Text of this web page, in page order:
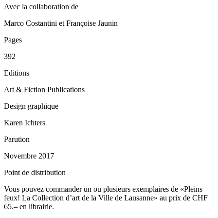
Avec la collaboration de
Marco Costantini et Françoise Jaunin
Pages
392
Editions
Art & Fiction Publications
Design graphique
Karen Ichters
Parution
Novembre 2017
Point de distribution
Vous pouvez commander un ou plusieurs exemplaires de «Pleins
feux! La Collection d’art de la Ville de Lausanne» au prix de CHF
65.– en librairie.